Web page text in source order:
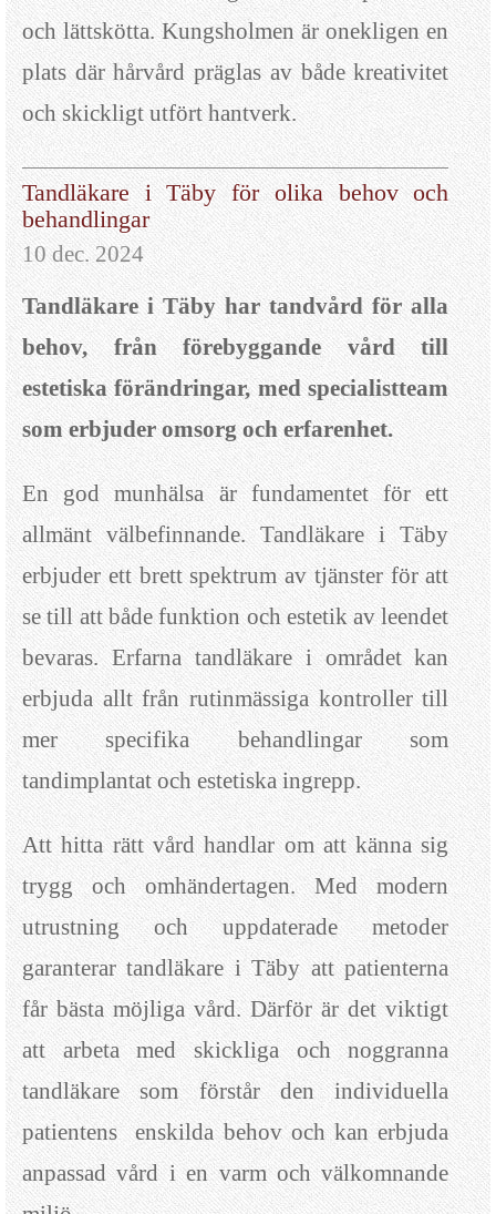
och lättskötta. Kungsholmen är onekligen en
plats där hårvård präglas av både kreativitet
och skickligt utfört hantverk.
Tandläkare i Täby för olika behov och
behandlingar
10 dec. 2024
Tandläkare i Täby har tandvård för alla
behov, från förebyggande vård till
estetiska förändringar, med specialistteam
som erbjuder omsorg och erfarenhet.
En god munhälsa är fundamentet för ett
allmänt välbefinnande. Tandläkare i Täby
erbjuder ett brett spektrum av tjänster för att
se till att både funktion och estetik av leendet
bevaras. Erfarna tandläkare i området kan
erbjuda allt från rutinmässiga kontroller till
mer specifika behandlingar som
tandimplantat och estetiska ingrepp.
Att hitta rätt vård handlar om att känna sig
trygg och omhändertagen. Med modern
utrustning och uppdaterade metoder
garanterar tandläkare i Täby att patienterna
får bästa möjliga vård. Därför är det viktigt
att arbeta med skickliga och noggranna
tandläkare som förstår den individuella
patientens enskilda behov och kan erbjuda
anpassad vård i en varm och välkomnande